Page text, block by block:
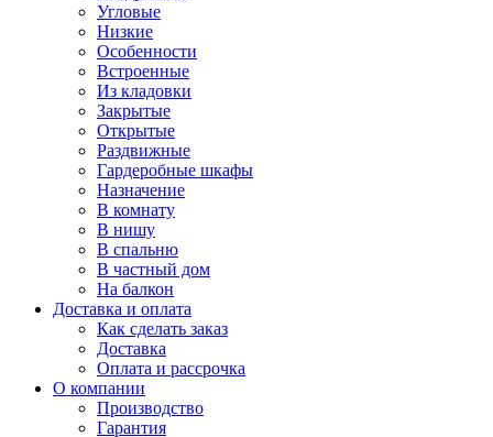
Угловые
Низкие
Особенности
Встроенные
Из кладовки
Закрытые
Открытые
Раздвижные
Гардеробные шкафы
Назначение
В комнату
В нишу
В спальню
В частный дом
На балкон
Доставка и оплата
Как сделать заказ
Доставка
Оплата и рассрочка
О компании
Производство
Гарантия